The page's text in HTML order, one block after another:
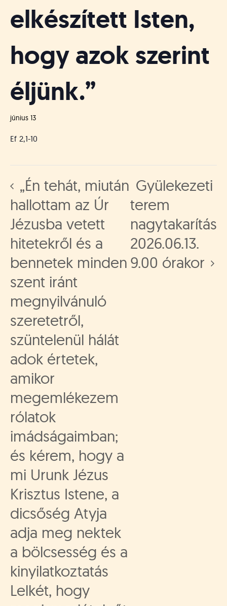
elkészített Isten,
hogy azok szerint
éljünk.”
június 13
Ef 2,1-10
„Én tehát, miután
hallottam az Úr
Jézusba vetett
hitetekről és a
bennetek minden
szent iránt
megnyilvánuló
szeretetről,
szüntelenül hálát
adok értetek,
amikor
megemlékezem
rólatok
imádságaimban;
és kérem, hogy a
mi Urunk Jézus
Krisztus Istene, a
dicsőség Atyja
adja meg nektek
a bölcsesség és a
kinyilatkoztatás
Lelkét, hogy
Gyülekezeti
terem
nagytakarítás
2026.06.13.
9.00 órakor